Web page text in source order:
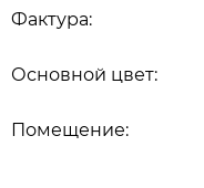
Основной цвет:
Помещение:
Фактура: